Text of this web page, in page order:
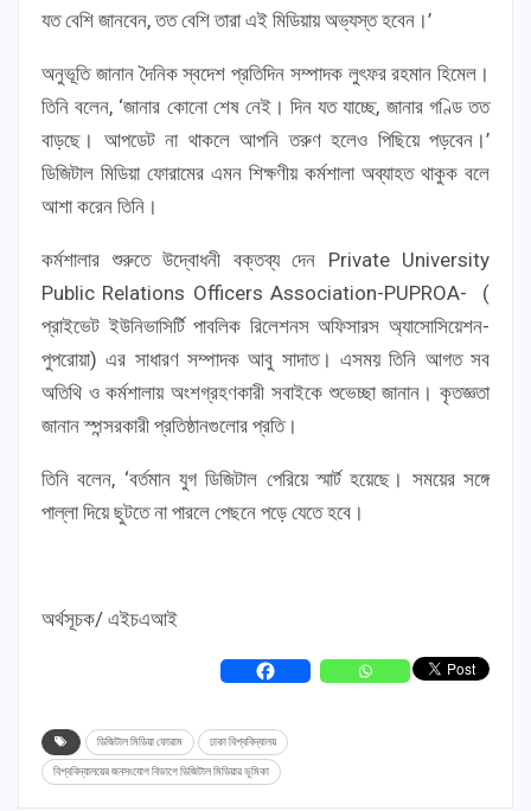
যত বেশি জানবেন, তত বেশি তারা এই মিডিয়ায় অভ্যস্ত হবেন।’
অনুভূতি জানান দৈনিক স্বদেশ প্রতিদিন সম্পাদক লুৎফর রহমান হিমেল।
তিনি বলেন, ‘জানার কোনো শেষ নেই। দিন যত যাচ্ছে, জানার গণ্ডি তত
বাড়ছে। আপডেট না থাকলে আপনি তরুণ হলেও পিছিয়ে পড়বেন।’
ডিজিটাল মিডিয়া ফোরামের এমন শিক্ষণীয় কর্মশালা অব্যাহত থাকুক বলে
আশা করেন তিনি।
কর্মশালার শুরুতে উদ্বোধনী বক্তব্য দেন Private University
Public Relations Officers Association-PUPROA- (
প্রাইভেট ইউনিভাসির্টি পাবলিক রিলেশনস অফিসারস অ্যাসোসিয়েশন-
পুপরোয়া) এর সাধারণ সম্পাদক আবু সাদাত। এসময় তিনি আগত সব
অতিথি ও কর্মশালায় অংশগ্রহণকারী সবাইকে শুভেচ্ছা জানান। কৃতজ্ঞতা
জানান স্পন্সরকারী প্রতিষ্ঠানগুলোর প্রতি।
তিনি বলেন, ‘বর্তমান যুগ ডিজিটাল পেরিয়ে স্মার্ট হয়েছে। সময়ের সঙ্গে
পাল্লা দিয়ে ছুটতে না পারলে পেছনে পড়ে যেতে হবে।
অর্থসূচক/ এইচএআই
ডিজিটাল মিডিয়া ফোরাম ঢাকা বিশ্ববিদ্যালয়
বিশ্ববিদ্যালয়ের জনসংযোগ বিভাগে ডিজিটাল মিডিয়ার ভূমিকা